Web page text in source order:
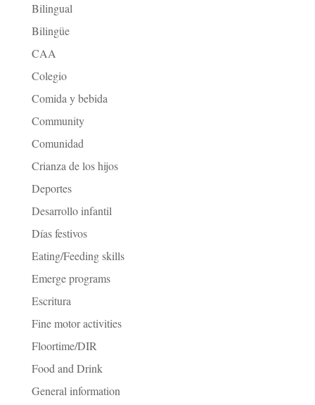
Bilingual
Bilingüe
CAA
Colegio
Comida y bebida
Community
Comunidad
Crianza de los hijos
Deportes
Desarrollo infantil
Días festivos
Eating/Feeding skills
Emerge programs
Escritura
Fine motor activities
Floortime/DIR
Food and Drink
General information